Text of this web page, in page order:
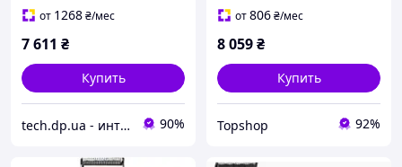
от 1268₴/мес
7 611 ₴
Купить
tech.dp.ua - интернет магазин 90%
от806₴/мес
8 059₴
Купить
Topshop 92%